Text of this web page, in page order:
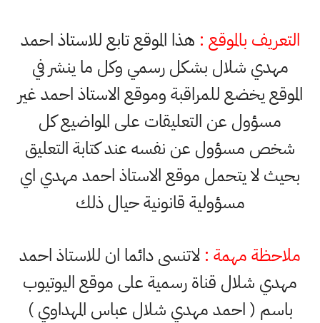
التعريف بالموقع : هذا الموقع تابع للاستاذ احمد
مهدي شلال بشكل رسمي وكل ما ينشر في
الموقع يخضع للمراقبة وموقع الاستاذ احمد غير
مسؤول عن التعليقات على المواضيع كل
شخص مسؤول عن نفسه عند كتابة التعليق
بحيث لا يتحمل موقع الاستاذ احمد مهدي اي
مسؤولية قانونية حيال ذلك
ملاحظة مهمة : لاتنسى دائما ان للاستاذ احمد
مهدي شلال قناة رسمية على موقع اليوتيوب
باسم ( احمد مهدي شلال عباس المهداوي )